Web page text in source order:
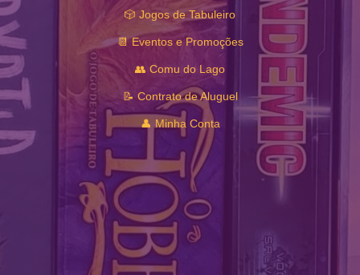
🎲 Jogos de Tabuleiro
📆 Eventos e Promoções
👥 Comu do Lago
📝 Contrato de Aluguel
👤 Minha Conta